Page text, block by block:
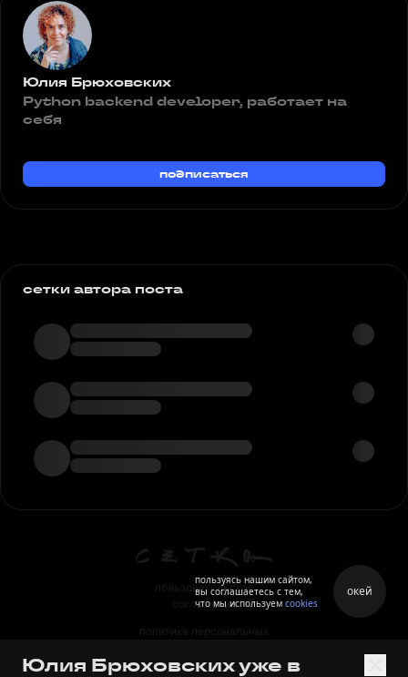
Юлия Брюховских
Python backend developer, работает на
себя
подписаться
сетки автора поста
пользовательское
соглашение
политика персональных
Юлия Брюховских уже в
пользуясь нашим сайтом,
вы соглашаетесь с тем,
что мы используем cookies
окей